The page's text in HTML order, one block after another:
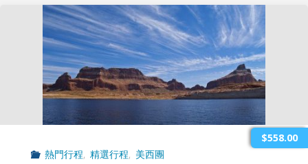
優
勝
美
地
3
日
阳
光
4
日
遊"
$558.00
熱門行程, 精選行程, 美西團